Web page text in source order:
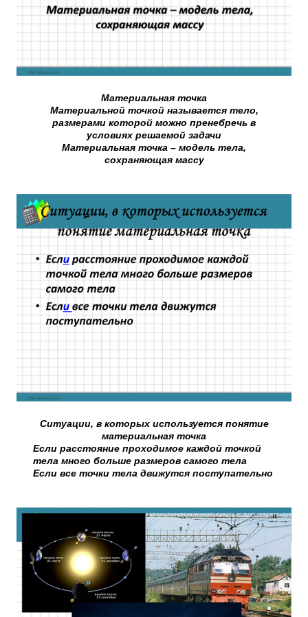
Материальная точка
Материальной точкой называется тело,
размерами которой можно пренебречь в
условиях решаемой задачи
Материальная точка – модель тела,
сохраняющая массу
Ситуации, в которых используется понятие
материальная точка
Если расстояние проходимое каждой точкой
тела много больше размеров самого тела
Если все точки тела движутся поступательно